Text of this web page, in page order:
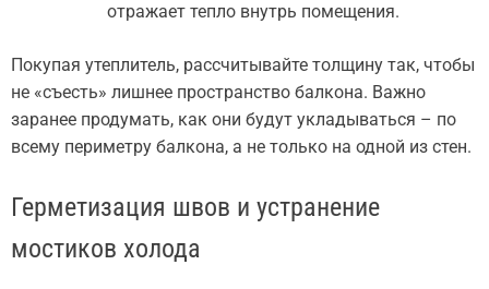
отражает тепло внутрь помещения.
Покупая утеплитель, рассчитывайте толщину так, чтобы
не «съесть» лишнее пространство балкона. Важно
заранее продумать, как они будут укладываться – по
всему периметру балкона, а не только на одной из стен.
Герметизация швов и устранение
мостиков холода